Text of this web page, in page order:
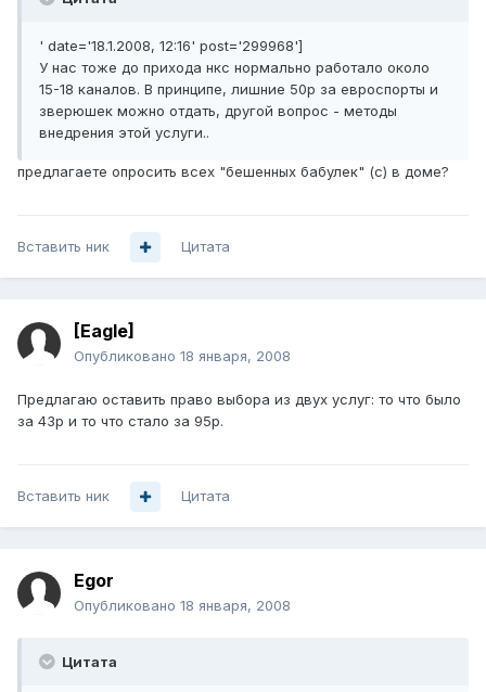
' date='18.1.2008, 12:16' post='299968']
У нас тоже до прихода нкс нормально работало около
15-18 каналов. В принципе, лишние 50р за евроспорты и
зверюшек можно отдать, другой вопрос - методы
внедрения этой услуги..
предлагаете опросить всех "бешенных бабулек" (с) в доме?
Вставить ник Цитата
[Eagle]
Опубликовано 18 января, 2008
Предлагаю оставить право выбора из двух услуг: то что было
за 43р и то что стало за 95р.
Вставить ник Цитата
Egor
Опубликовано 18 января, 2008
Цитата